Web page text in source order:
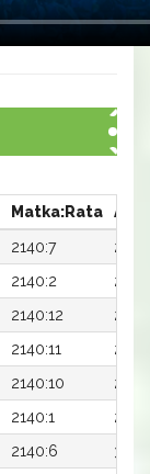
Matka:Rata
Aika
2140:7
27,0a
2140:2
27,8a
2140:12
2140:11
2140:10
2140:1
29,3a
2140:6